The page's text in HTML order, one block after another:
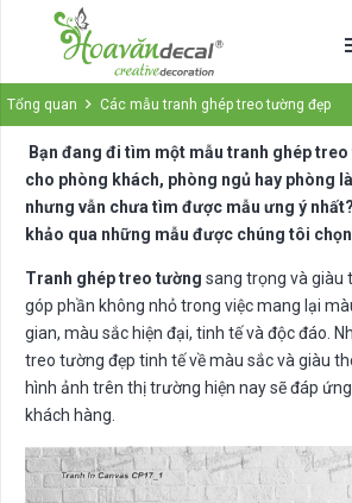
Tổng quan Các mẫu tranh ghép treo tường đẹp
Bạn đang đi tìm một mẫu tranh ghép
cho phòng khách, phòng ngủ hay phòng
nhưng vẫn chưa tìm được mẫu ưng ý
khảo qua những mẫu được chúng tôi
Tranh ghép treo tường sang trọng và giàu
góp phần không nhỏ trong việc mang lại
gian, màu sắc hiện đại, tinh tế và độc đáo.
treo tường đẹp tinh tế về màu sắc và giàu
hình ảnh trên thị trường hiện nay sẽ đáp
khách hàng.